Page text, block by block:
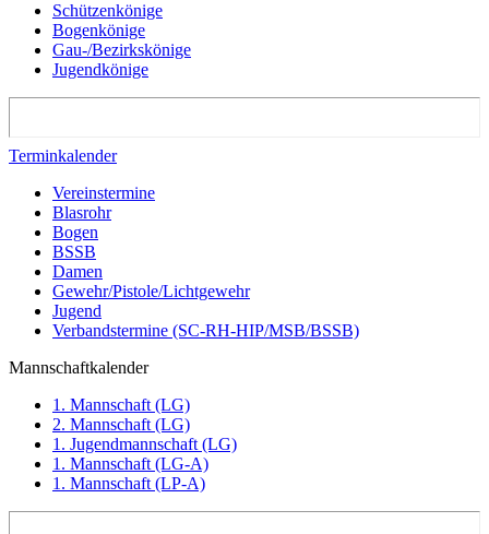
Schützenkönige
Bogenkönige
Gau-/Bezirkskönige
Jugendkönige
Terminkalender
Vereinstermine
Blasrohr
Bogen
BSSB
Damen
Gewehr/Pistole/Lichtgewehr
Jugend
Verbandstermine (SC-RH-HIP/MSB/BSSB)
Mannschaftkalender
1. Mannschaft (LG)
2. Mannschaft (LG)
1. Jugendmannschaft (LG)
1. Mannschaft (LG-A)
1. Mannschaft (LP-A)